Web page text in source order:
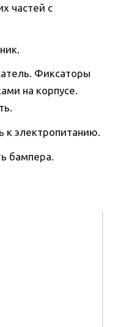
частей с
Фиксаторы
на корпусе.
к электропитанию.
бампера.